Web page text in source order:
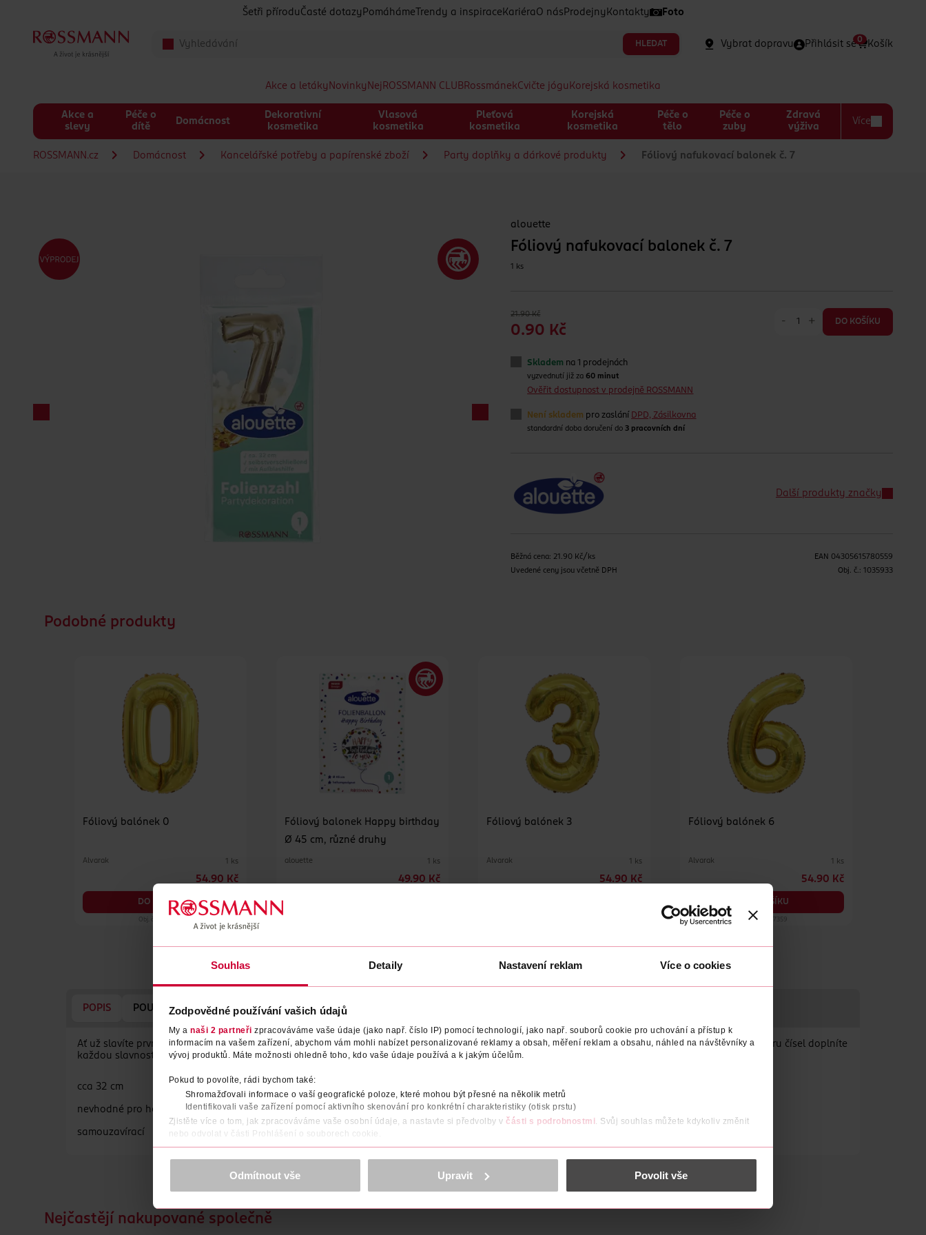
Souhlas Detaily Nastavení reklam Více o cookies
Zodpovědné používání vašich údajů
My a naši 2 partneři zpracováváme vaše údaje (jako např. číslo IP) pomocí technologií, jako např. souborů cookie pro uchování a přístup k
informacím na vašem zařízení, abychom vám mohli nabízet personalizované reklamy a obsah, měření reklam a obsahu, náhled na návštěvníky a
vývoj produktů. Máte možnosti ohledně toho, kdo vaše údaje používá a k jakým účelům.
Pokud to povolíte, rádi bychom také:
Shromažďovali informace o vaší geografické poloze, které mohou být přesné na několik metrů
Identifikovali vaše zařízení pomocí aktivního skenování pro konkrétní charakteristiky (otisk prstu)
Zjistěte více o tom, jak zpracováváme vaše osobní údaje, a nastavte si předvolby v části s podrobnostmi. Svůj souhlas můžete kdykoliv změnit
nebo odvolat v části Prohlášení o souborech cookie.
K provozu stránek, personalizaci obsahu a reklam, funkcí sociálních médií, analýze návštěvnosti, které mohou nést osobní údaje.
prohlášení o ochraně osobních údajů.
Děkujeme za pochopení. >více o cookies<
Odmítnout vše Upravit Povolit vše
Šetři přírodu Časté dotazy Pomáháme Trendy a inspirace Kariéra O nás Prodejny Kontakty Foto
HLEDAT Vybrat dopravu Přihlásit se Košík
0
Akce a letáky Novinky Nej ROSSMANN CLUBRossmánekCvičte jógu Korejská kosmetika
Akce a
slevy
Péče o
dítě
Domácnost
Dekorativní
kosmetika
Vlasová
kosmetika
Pleťová
kosmetika
Korejská
kosmetika
Péče o
tělo
Péče o
zuby
Zdravá
výživa
Více
ROSSMANN.cz Domácnost Kancelářské potřeby a papírenské zboží Party doplňky a dárkové produkty Fóliový nafukovací balonek č. 7
alouette
Fóliový nafukovací balonek č. 7
1 ks
21.90 Kč
0.90 Kč
- + DO KOŠÍKU
Skladem na 1 prodejnách
vyzvednutí již za60 minut
Ověřit dostupnost v prodejně ROSSMANN
Není skladem pro zaslání DPD, Zásilkovna
standardní doba doručení do 3 pracovních dní
Další produkty značky
Běžná cena: 21.90 Kč/ks
Uvedené ceny jsou včetně DPH
EAN 04305615780559
Obj. č.: 1035933
Podobné produkty
Fóliový balónek 0
Alvarak 1 ks
54.90 Kč
DO KOŠÍKU
Fóliový balonek Happy birthday
Ø 45 cm, různé druhy
alouette 1 ks
49.90 Kč
Fóliový balónek 3
Alvarak 1 ks
54.90 Kč
Fóliový balónek 6
Alvarak 1 ks
54.90 Kč
DO KOŠÍKU
Obj. č.: 1257359
POPIS POUŽITÍ UPOZORNĚNÍ POČET VÝROBCE/DODAVATEL
Ať už slavíte první rok života vašeho děťátka, vstup do dospělosti teenagera, životní jubileum, výročí a nebo nový rok, s nafukovacími balonky ve tvaru čísel doplníte
každou slavnostní událost originální dekorací. Nakombinujte čísla balonků dle potřeby a příležitosti a pak už jen hurá slavit!
cca 32 cm
nevhodné pro helium
samouzavírací
Nejčastějí nakupované společně